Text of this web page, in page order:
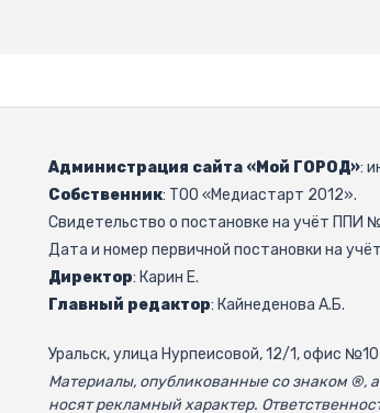
Администрация сайта «Мой ГОРОД»:
Собственник: ТОО «Медиастарт 2012».
Свидетельство о постановке на учёт
Дата и номер первичной постановки на
Директор: Карин Е.
Главный редактор: Кайнеденова А.Б.
Уральск, улица Нурпеисовой, 12/1, офис
Материалы, опубликованные со знаком ®,
носят рекламный характер.